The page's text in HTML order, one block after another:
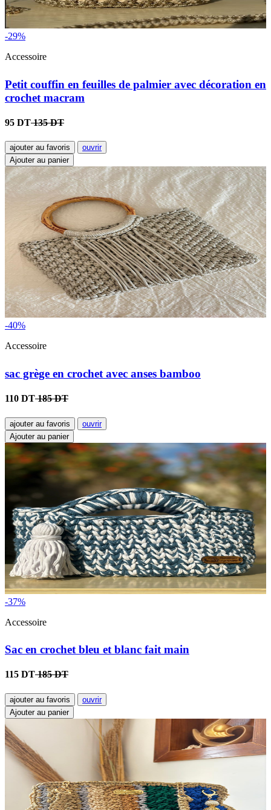
-29%
Accessoire
Petit couffin en feuilles de palmier avec décoration en
crochet macram
95 DT135 DT
ajouter au favoris
ouvrir
Ajouter au panier
-40%
Accessoire
sac grège en crochet avec anses bamboo
110 DT185 DT
ajouter au favoris
ouvrir
Ajouter au panier
-37%
Accessoire
Sac en crochet bleu et blanc fait main
115 DT185 DT
ajouter au favoris
ouvrir
Ajouter au panier